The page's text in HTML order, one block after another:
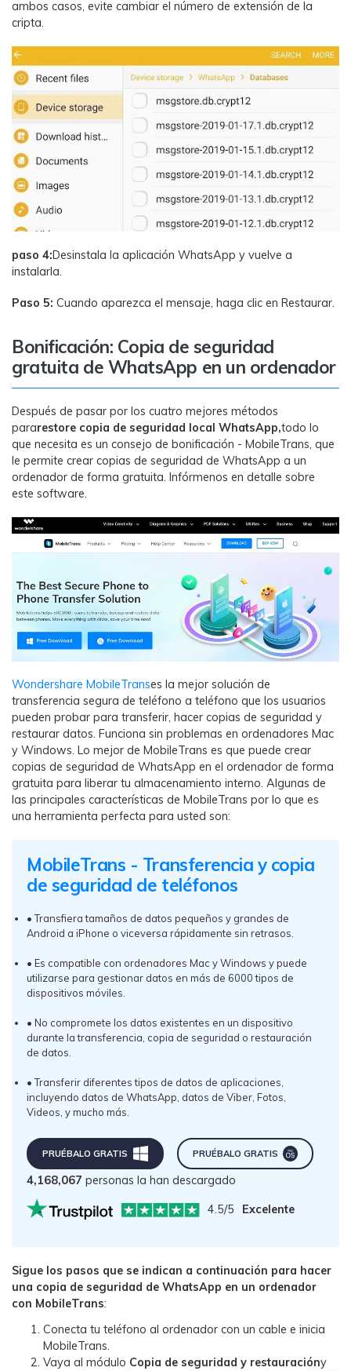
ambos casos, evite cambiar el número de extensión de la
cripta.
paso 4:Desinstala la aplicación WhatsApp y vuelve a
instalarla.
Paso 5: Cuando aparezca el mensaje, haga clic en Restaurar.
Bonificación: Copia de seguridad
gratuita de WhatsApp en un ordenador
Después de pasar por los cuatro mejores métodos
pararestore copia de seguridad local WhatsApp,todo lo
que necesita es un consejo de bonificación - MobileTrans, que
le permite crear copias de seguridad de WhatsApp a un
ordenador de forma gratuita. Infórmenos en detalle sobre
este software.
Wondershare MobileTranses la mejor solución de
transferencia segura de teléfono a teléfono que los usuarios
pueden probar para transferir, hacer copias de seguridad y
restaurar datos. Funciona sin problemas en ordenadores Mac
y Windows. Lo mejor de MobileTrans es que puede crear
copias de seguridad de WhatsApp en el ordenador de forma
gratuita para liberar tu almacenamiento interno. Algunas de
las principales características de MobileTrans por lo que es
una herramienta perfecta para usted son:
MobileTrans - Transferencia y copia
de seguridad de teléfonos
• Transfiera tamaños de datos pequeños y grandes de
Android a iPhone o viceversa rápidamente sin retrasos.
• Es compatible con ordenadores Mac y Windows y puede
utilizarse para gestionar datos en más de 6000 tipos de
dispositivos móviles.
• No compromete los datos existentes en un dispositivo
durante la transferencia, copia de seguridad o restauración
de datos.
• Transferir diferentes tipos de datos de aplicaciones,
incluyendo datos de WhatsApp, datos de Viber, Fotos,
Videos, y mucho más.
PRUÉBALO GRATIS󠀲󠀩󠀡󠀠󠀡󠀠󠀣󠀥󠀳 󠀰PRUÉBALO GRATIS󠀲󠀩󠀡󠀠󠀡󠀠󠀣󠀥󠀳
4,168,067 personas la han descargado
4.5/5 Excelente
Sigue los pasos que se indican a continuación para hacer
una copia de seguridad de WhatsApp en un ordenador
con MobileTrans:
Conecta tu teléfono al ordenador con un cable e inicia
MobileTrans.
Vaya al módulo Copia de seguridad y restauracióny